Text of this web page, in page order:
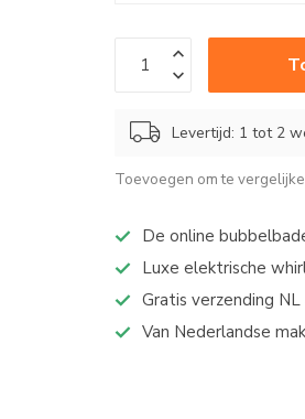
Levertijd: 1 tot 2
Toevoegen om te
De online
Luxe elektrische
Gratis verzending NL
Van Nederlandse